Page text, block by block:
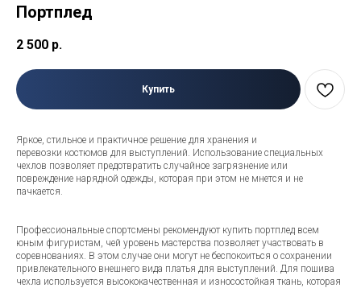
Портплед
2 500 р.
Купить
Яркое, стильное и практичное решение для хранения и
перевозки костюмов для выступлений. Использование специальных
чехлов позволяет предотвратить случайное загрязнение или
повреждение нарядной одежды, которая при этом не мнется и не
пачкается.
Профессиональные спортсмены рекомендуют купить портплед всем
юным фигуристам, чей уровень мастерства позволяет участвовать в
соревнованиях. В этом случае они могут не беспокоиться о сохранении
привлекательного внешнего вида платья для выступлений. Для пошива
чехла используется высококачественная и износостойкая ткань, которая